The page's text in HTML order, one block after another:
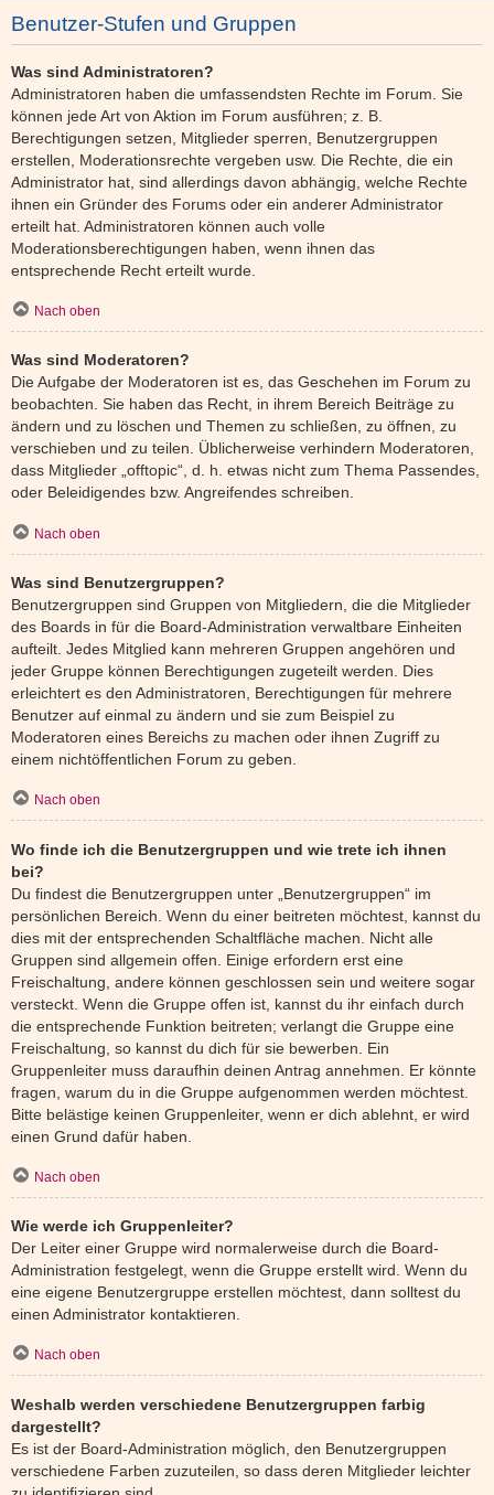
Benutzer-Stufen und Gruppen
Was sind Administratoren?
Administratoren haben die umfassendsten Rechte im Forum. Sie
können jede Art von Aktion im Forum ausführen; z. B.
Berechtigungen setzen, Mitglieder sperren, Benutzergruppen
erstellen, Moderationsrechte vergeben usw. Die Rechte, die ein
Administrator hat, sind allerdings davon abhängig, welche Rechte
ihnen ein Gründer des Forums oder ein anderer Administrator
erteilt hat. Administratoren können auch volle
Moderationsberechtigungen haben, wenn ihnen das
entsprechende Recht erteilt wurde.
Nach oben
Was sind Moderatoren?
Die Aufgabe der Moderatoren ist es, das Geschehen im Forum zu
beobachten. Sie haben das Recht, in ihrem Bereich Beiträge zu
ändern und zu löschen und Themen zu schließen, zu öffnen, zu
verschieben und zu teilen. Üblicherweise verhindern Moderatoren,
dass Mitglieder „offtopic“, d. h. etwas nicht zum Thema Passendes,
oder Beleidigendes bzw. Angreifendes schreiben.
Nach oben
Was sind Benutzergruppen?
Benutzergruppen sind Gruppen von Mitgliedern, die die Mitglieder
des Boards in für die Board-Administration verwaltbare Einheiten
aufteilt. Jedes Mitglied kann mehreren Gruppen angehören und
jeder Gruppe können Berechtigungen zugeteilt werden. Dies
erleichtert es den Administratoren, Berechtigungen für mehrere
Benutzer auf einmal zu ändern und sie zum Beispiel zu
Moderatoren eines Bereichs zu machen oder ihnen Zugriff zu
einem nichtöffentlichen Forum zu geben.
Nach oben
Wo finde ich die Benutzergruppen und wie trete ich ihnen
bei?
Du findest die Benutzergruppen unter „Benutzergruppen“ im
persönlichen Bereich. Wenn du einer beitreten möchtest, kannst du
dies mit der entsprechenden Schaltfläche machen. Nicht alle
Gruppen sind allgemein offen. Einige erfordern erst eine
Freischaltung, andere können geschlossen sein und weitere sogar
versteckt. Wenn die Gruppe offen ist, kannst du ihr einfach durch
die entsprechende Funktion beitreten; verlangt die Gruppe eine
Freischaltung, so kannst du dich für sie bewerben. Ein
Gruppenleiter muss daraufhin deinen Antrag annehmen. Er könnte
fragen, warum du in die Gruppe aufgenommen werden möchtest.
Bitte belästige keinen Gruppenleiter, wenn er dich ablehnt, er wird
einen Grund dafür haben.
Nach oben
Wie werde ich Gruppenleiter?
Der Leiter einer Gruppe wird normalerweise durch die Board-
Administration festgelegt, wenn die Gruppe erstellt wird. Wenn du
eine eigene Benutzergruppe erstellen möchtest, dann solltest du
einen Administrator kontaktieren.
Nach oben
Weshalb werden verschiedene Benutzergruppen farbig
dargestellt?
Es ist der Board-Administration möglich, den Benutzergruppen
verschiedene Farben zuzuteilen, so dass deren Mitglieder leichter